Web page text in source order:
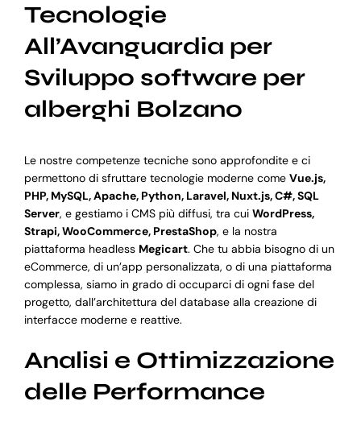
Tecnologie
All’Avanguardia per
Sviluppo software per
alberghi Bolzano
Le nostre competenze tecniche sono approfondite e ci
permettono di sfruttare tecnologie moderne come Vue.js,
PHP, MySQL, Apache, Python, Laravel, Nuxt.js, C#, SQL
Server, e gestiamo i CMS più diffusi, tra cui WordPress,
Strapi, WooCommerce, PrestaShop, e la nostra
piattaforma headless Megicart. Che tu abbia bisogno di un
eCommerce, di un’app personalizzata, o di una piattaforma
complessa, siamo in grado di occuparci di ogni fase del
progetto, dall’architettura del database alla creazione di
interfacce moderne e reattive.
Analisi e Ottimizzazione
delle Performance